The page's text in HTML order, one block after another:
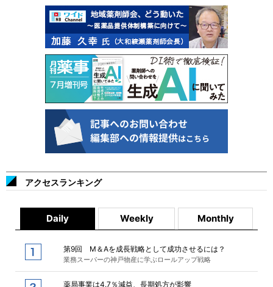
アクセスランキング
Daily Weekly Monthly
第9回 M＆Aを成長戦略として成功させるには？
業務スーパーの神戸物産に学ぶロールアップ戦略
薬局事業は4.7％減益、長期処方が影響